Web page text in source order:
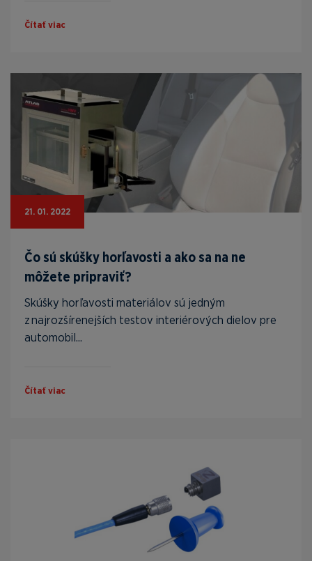
Čítať viac
21. 01. 2022
Čo sú skúšky horľavosti a ako sa na ne
môžete pripraviť?
Skúšky horľavosti materiálov sú jedným
z najrozšírenejších testov interiérových dielov pre
automobil...
Čítať viac